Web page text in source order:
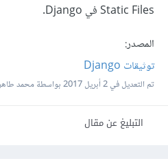
Static Files في Django.
المصدر:
توثيقات Django
تم التعديل في2 أبريل 2017 بواسطة محمد
التبليغ عن مقال